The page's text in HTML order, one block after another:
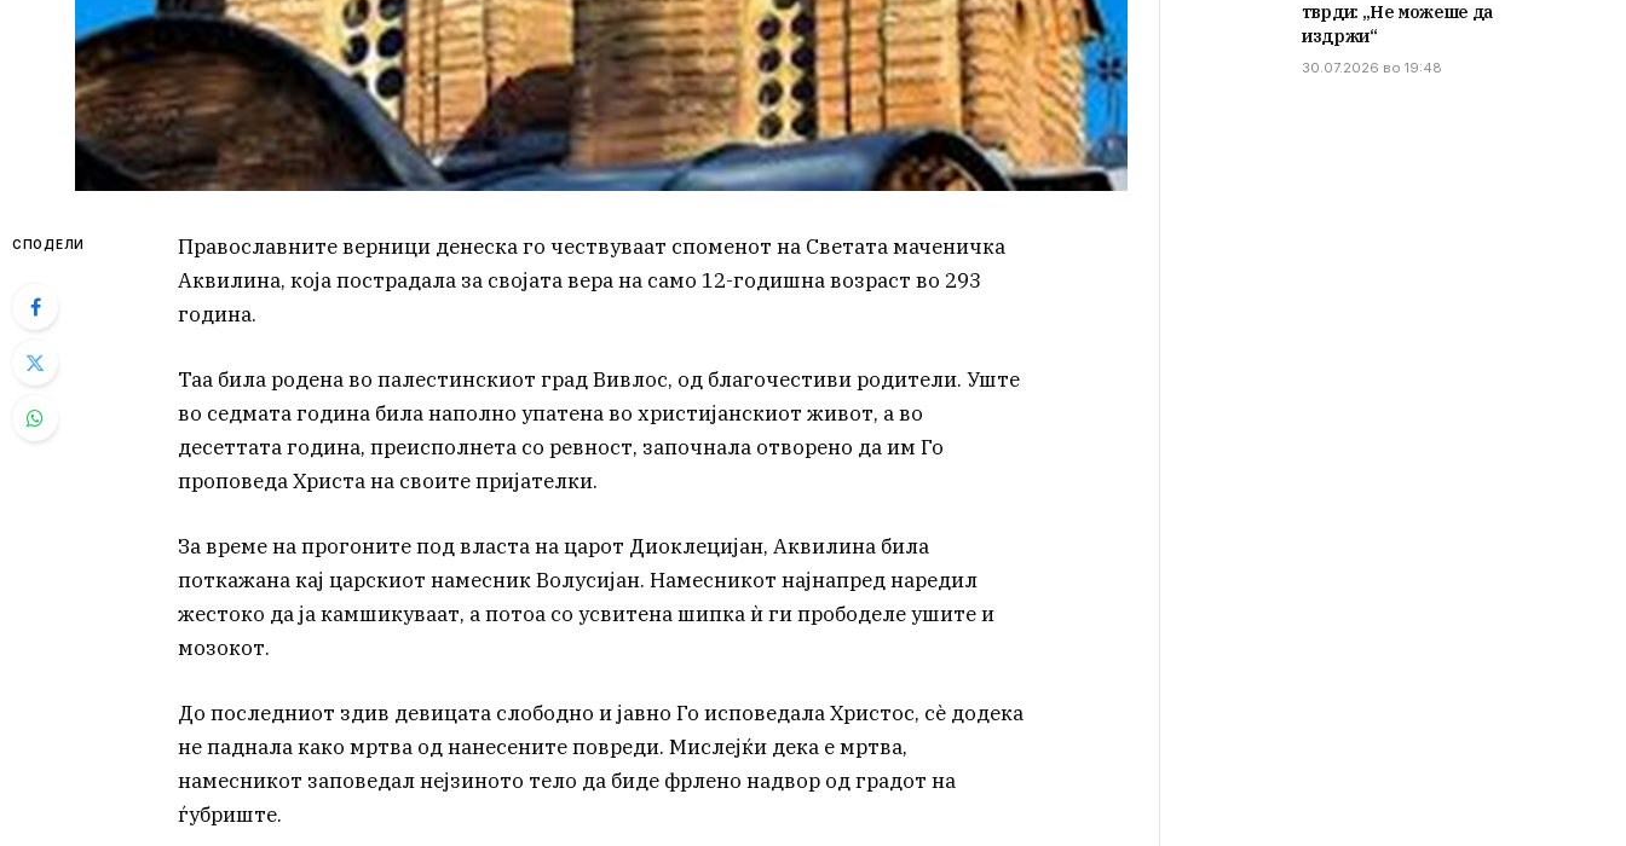
СПОДЕЛИ
Православните верници денеска го чествуваат споменот на Светата маченичка
Аквилина, која пострадала за својата вера на само 12-годишна возраст во 293
година.
Таа била родена во палестинскиот град Вивлос, од благочестиви родители. Уште
во седмата година била наполно упатена во христијанскиот живот, а во
десеттата година, преисполнета со ревност, започнала отворено да им Го
проповеда Христа на своите пријателки.
За време на прогоните под власта на царот Диоклецијан, Аквилина била
поткажана кај царскиот намесник Волусијан. Намесникот најнапред наредил
жестоко да ја камшикуваат, а потоа со усвитена шипка ѝ ги прободеле ушите и
мозокот.
До последниот здив девицата слободно и јавно Го исповедала Христос, сè додека
не паднала како мртва од нанесените повреди. Мислејќи дека е мртва,
намесникот заповедал нејзиното тело да биде фрлено надвор од градот на
ѓубриште.
тврди: „Не можеше да
издржи“
30.07.2026 во 19:48